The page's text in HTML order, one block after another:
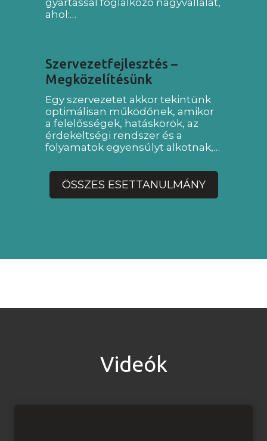
ahol:…
Szervezetfejlesztés –
Megközelítésünk
Egy szervezetet akkor tekintünk
optimálisan működőnek, amikor
a felelősségek, hatáskörök, az
érdekeltségi rendszer és a
folyamatok egyensúlyt alkotnak,…
ÖSSZES ESETTANULMÁNY
Videók